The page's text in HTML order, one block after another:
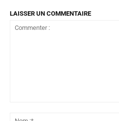
LAISSER UN COMMENTAIRE